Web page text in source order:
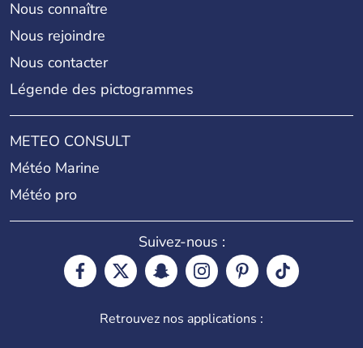
Nous connaître
Nous rejoindre
Nous contacter
Légende des pictogrammes
METEO CONSULT
Météo Marine
Météo pro
Suivez-nous :
Retrouvez nos applications :